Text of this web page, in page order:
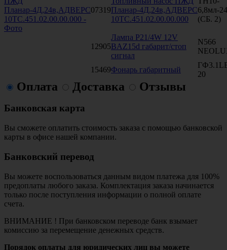
07319Планар-4Д,24в,АДВЕРС
10ТС.451.02.00.00.000
6,8мл-
(СБ. 2)
12905
Лампа P21/4W 12V
BAZ15d габарит/стоп
сигнал
N566
15469Фонарь габаритный
20
Оплата Доставка Отзывы
Банковская карта
Вы сможете оплатить стоимость заказа с помощью банковской
карты в офисе нашей компании.
Банковский перевод
Вы можете воспользоваться данным видом платежа для 100%
предоплаты любого заказа. Комплектация заказа начинается
только после поступления информации о полной оплате
счета.
ВНИМАНИЕ ! При банковском переводе банк взымает
комиссию за перемещение денежных средств.
Порядок оплаты для юридических лиц вы можете